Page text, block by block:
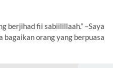
berjihad fii sabiilillaah.” –Saya
bagaikan orang yang berpuasa